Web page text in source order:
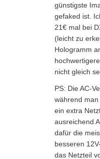
günstigste
gefaked ist.
21€ mal bei
(leicht zu
Hologramm
nicht gleich
PS: Die AC-
während
ein extra
ausreichend
dafür die
besseren
das Netzteil